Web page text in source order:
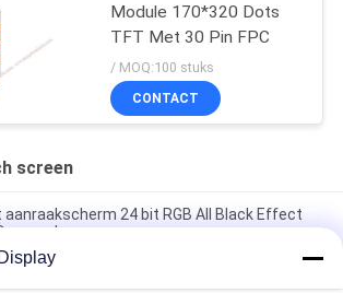
Module 170*320 Dots
TFT Met 30 Pin FPC
/ MOQ:100 stuks
CONTACT
screen
aanraakscherm 24 bit RGB All Black Effect
paneel
display paneel 800x268 pixels 25